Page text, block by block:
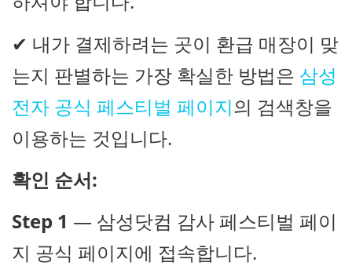
✔ 내가 결제하려는 곳이 환급 매장이 맞
는지 판별하는 가장 확실한 방법은 삼성
전자 공식 페스티벌 페이지의 검색창을
이용하는 것입니다.
확인 순서:
Step 1 — 삼성닷컴 감사 페스티벌 페이
지 공식 페이지에 접속합니다.